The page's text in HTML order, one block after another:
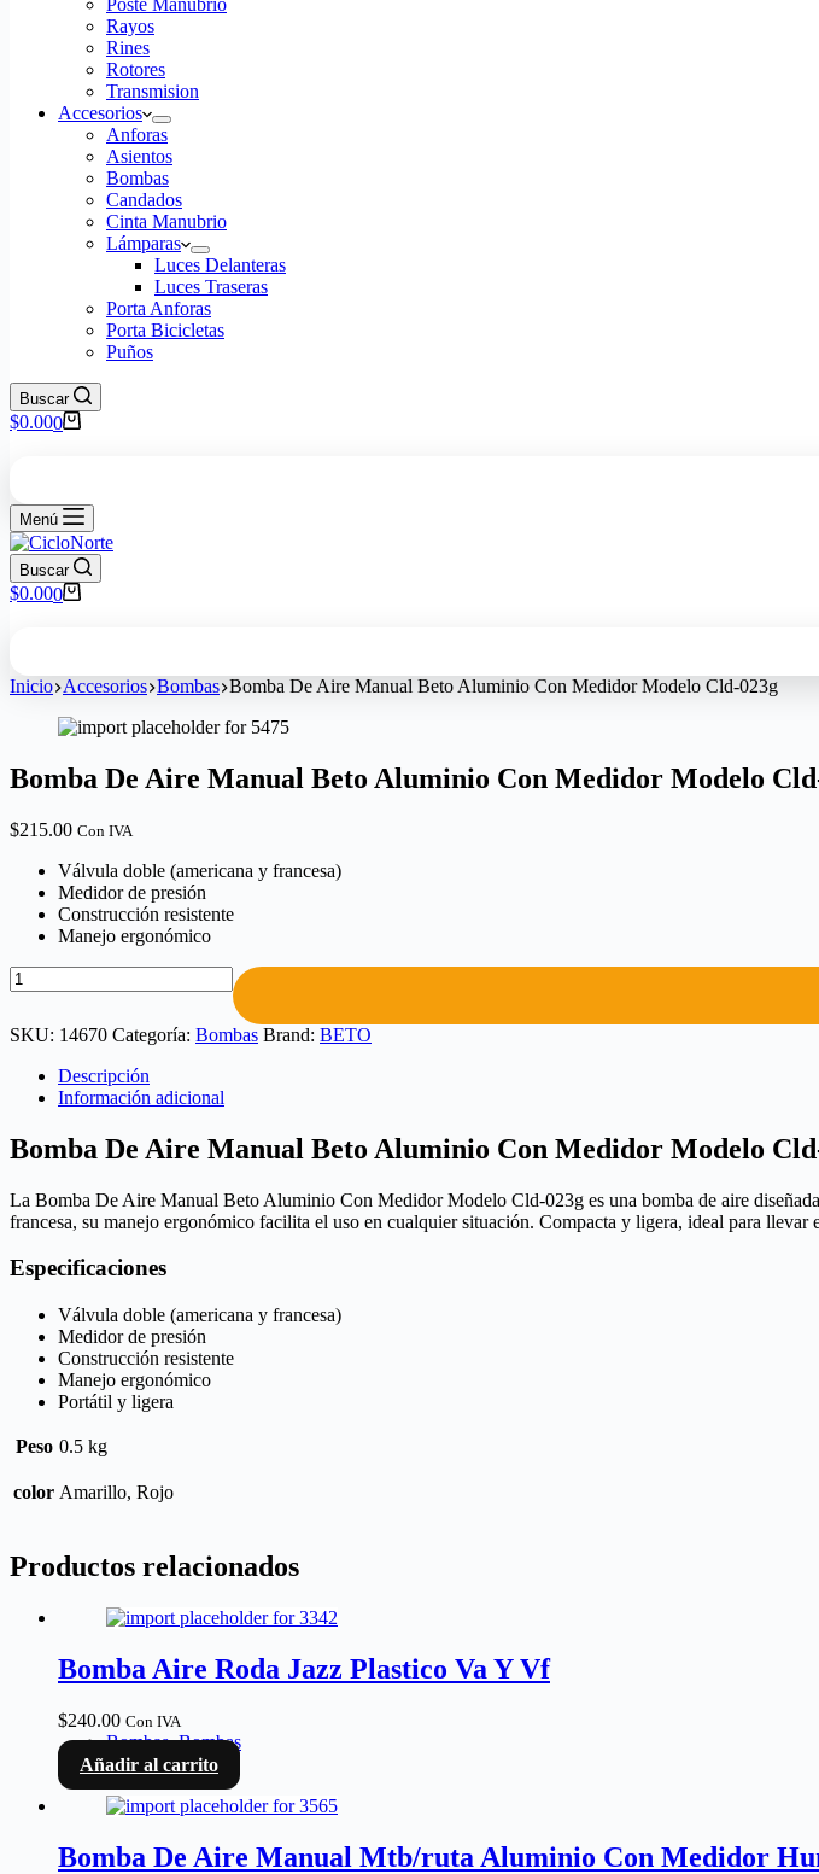
Poste Manubrio
Rayos
Rines
Rotores
Transmision
Accesorios
Anforas
Asientos
Bombas
Candados
Cinta Manubrio
Lámparas
Luces Delanteras
Luces Traseras
Porta Anforas
Porta Bicicletas
Puños
Buscar
$0.000
Menú
Buscar
$0.000
Inicio Accesorios Bombas Bomba De Aire Manual Beto Aluminio Con Medidor Modelo Cld-023g
Bomba De Aire Manual Beto Aluminio Con Medidor Modelo
$215.00 Con IVA
Válvula doble (americana y francesa)
Medidor de presión
Construcción resistente
Manejo ergonómico
SKU: 14670 Categoría: Bombas Brand: BETO
Descripción
Información adicional
Bomba De Aire Manual Beto Aluminio Con Medidor Modelo
La Bomba De Aire Manual Beto Aluminio Con Medidor Modelo Cld-023g es una bomba de aire
francesa, su manejo ergonómico facilita el uso en cualquier situación. Compacta y ligera, ideal para
Especificaciones
Válvula doble (americana y francesa)
Medidor de presión
Construcción resistente
Manejo ergonómico
Portátil y ligera
Peso 0.5 kg
color Amarillo, Rojo
Productos relacionados
Bomba Aire Roda Jazz Plastico Va Y Vf
$240.00 Con IVA
Bombas,Bombas
Añadir al carrito
Bomba De Aire Manual Mtb/ruta Aluminio Con Medidor